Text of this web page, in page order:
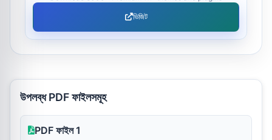
ভিজিট
উপলব্ধ PDF ফাইলসমূহ
PDF ফাইল 1